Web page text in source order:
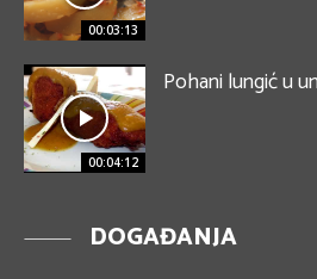
00:03:13
00:04:12
Pohani lungić u
DOGAĐANJA